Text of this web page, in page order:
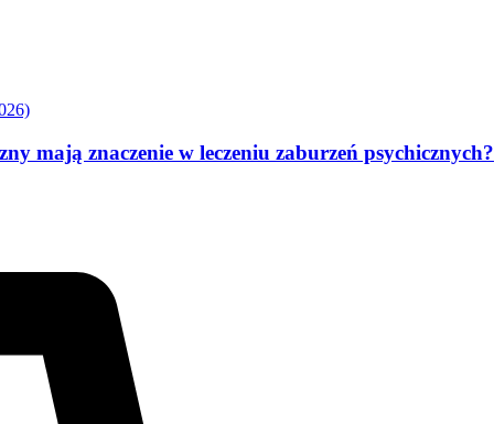
mają znaczenie w leczeniu zaburzeń psychicznych?